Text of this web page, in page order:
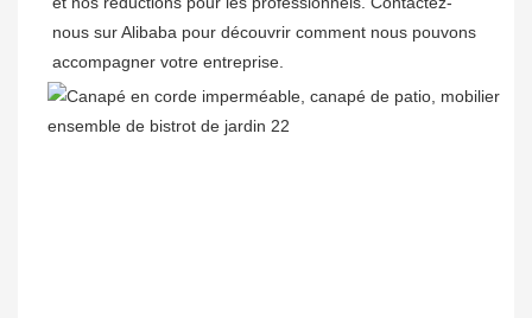
nous sur Alibaba pour découvrir comment nous pouvons
accompagner votre entreprise.